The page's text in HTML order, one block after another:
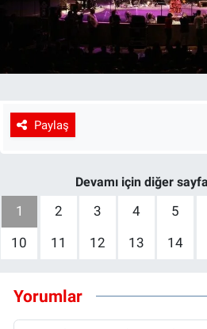
Paylaş
Devamı için diğer
1 2 3 4 5
10
11 12 13 14
Yorumlar